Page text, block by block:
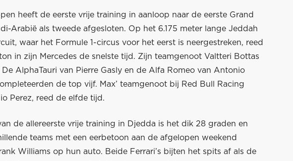
heeft de eerste vrije training in aanloop naar de eerste Grand
Arabië als tweede afgesloten. Op het 6.175 meter lange Jeddah
waar het Formule 1-circus voor het eerst is neergestreken, reed
in zijn Mercedes de snelste tijd. Zijn teamgenoot Valtteri Bottas
AlphaTauri van Pierre Gasly en de Alfa Romeo van Antonio
de top vijf. Max’ teamgenoot bij Red Bull Racing
Perez, reed de elfde tijd.
de allereerste vrije training in Djedda is het dik 28 graden en
teams met een eerbetoon aan de afgelopen weekend
Williams op hun auto. Beide Ferrari’s bijten het spits af als de